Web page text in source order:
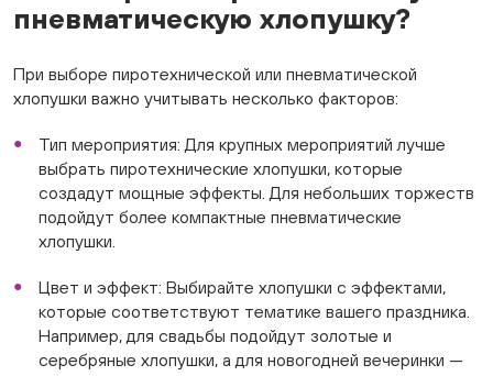
пневматическую хлопушку?
При выборе пиротехнической или пневматической
хлопушки важно учитывать несколько факторов:
Тип мероприятия: Для крупных мероприятий лучше
выбрать пиротехнические хлопушки, которые
создадут мощные эффекты. Для небольших торжеств
подойдут более компактные пневматические
хлопушки.
Цвет и эффект: Выбирайте хлопушки с эффектами,
которые соответствуют тематике вашего праздника.
Например, для свадьбы подойдут золотые и
серебряные хлопушки, а для новогодней вечеринки —